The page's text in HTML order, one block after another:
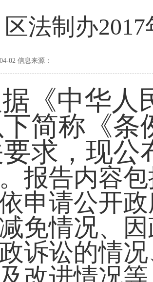
区法制办
02 信息来源：
《中华人
下简称《
求，现公
报告内容
申请公开
免情况、
诉讼的情